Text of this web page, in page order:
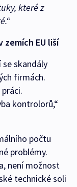
které z
zemích EU liší
skandály
firmách.
kontrolorů,“
počtu
problémy.
není možnost
technické soli